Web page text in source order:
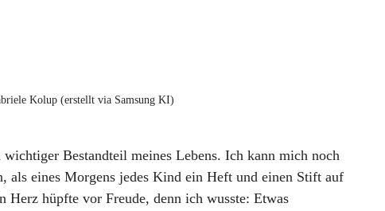
Kolup (erstellt via Samsung KI)
Bestandteil meines Lebens. Ich kann mich noch
als eines Morgens jedes Kind ein Heft und einen Stift auf
Herz hüpfte vor Freude, denn ich wusste: Etwas